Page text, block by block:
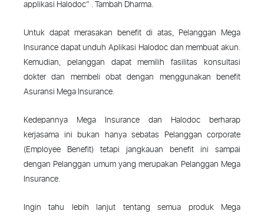
applikasi Halodoc” . Tambah Dharma.
Untuk dapat merasakan benefit di atas, Pelanggan Mega
Insurance dapat unduh Aplikasi Halodoc dan membuat akun.
Kemudian, pelanggan dapat memilih fasilitas konsultasi
dokter dan membeli obat dengan menggunakan benefit
Asuransi Mega Insurance.
Kedepannya Mega Insurance dan Halodoc berharap
kerjasama ini bukan hanya sebatas Pelanggan corporate
(Employee Benefit) tetapi jangkauan benefit ini sampai
dengan Pelanggan umum yang merupakan Pelanggan Mega
Insurance.
Ingin tahu lebih lanjut tentang semua produk Mega